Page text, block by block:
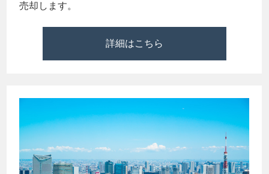
売却します。
詳細はこちら